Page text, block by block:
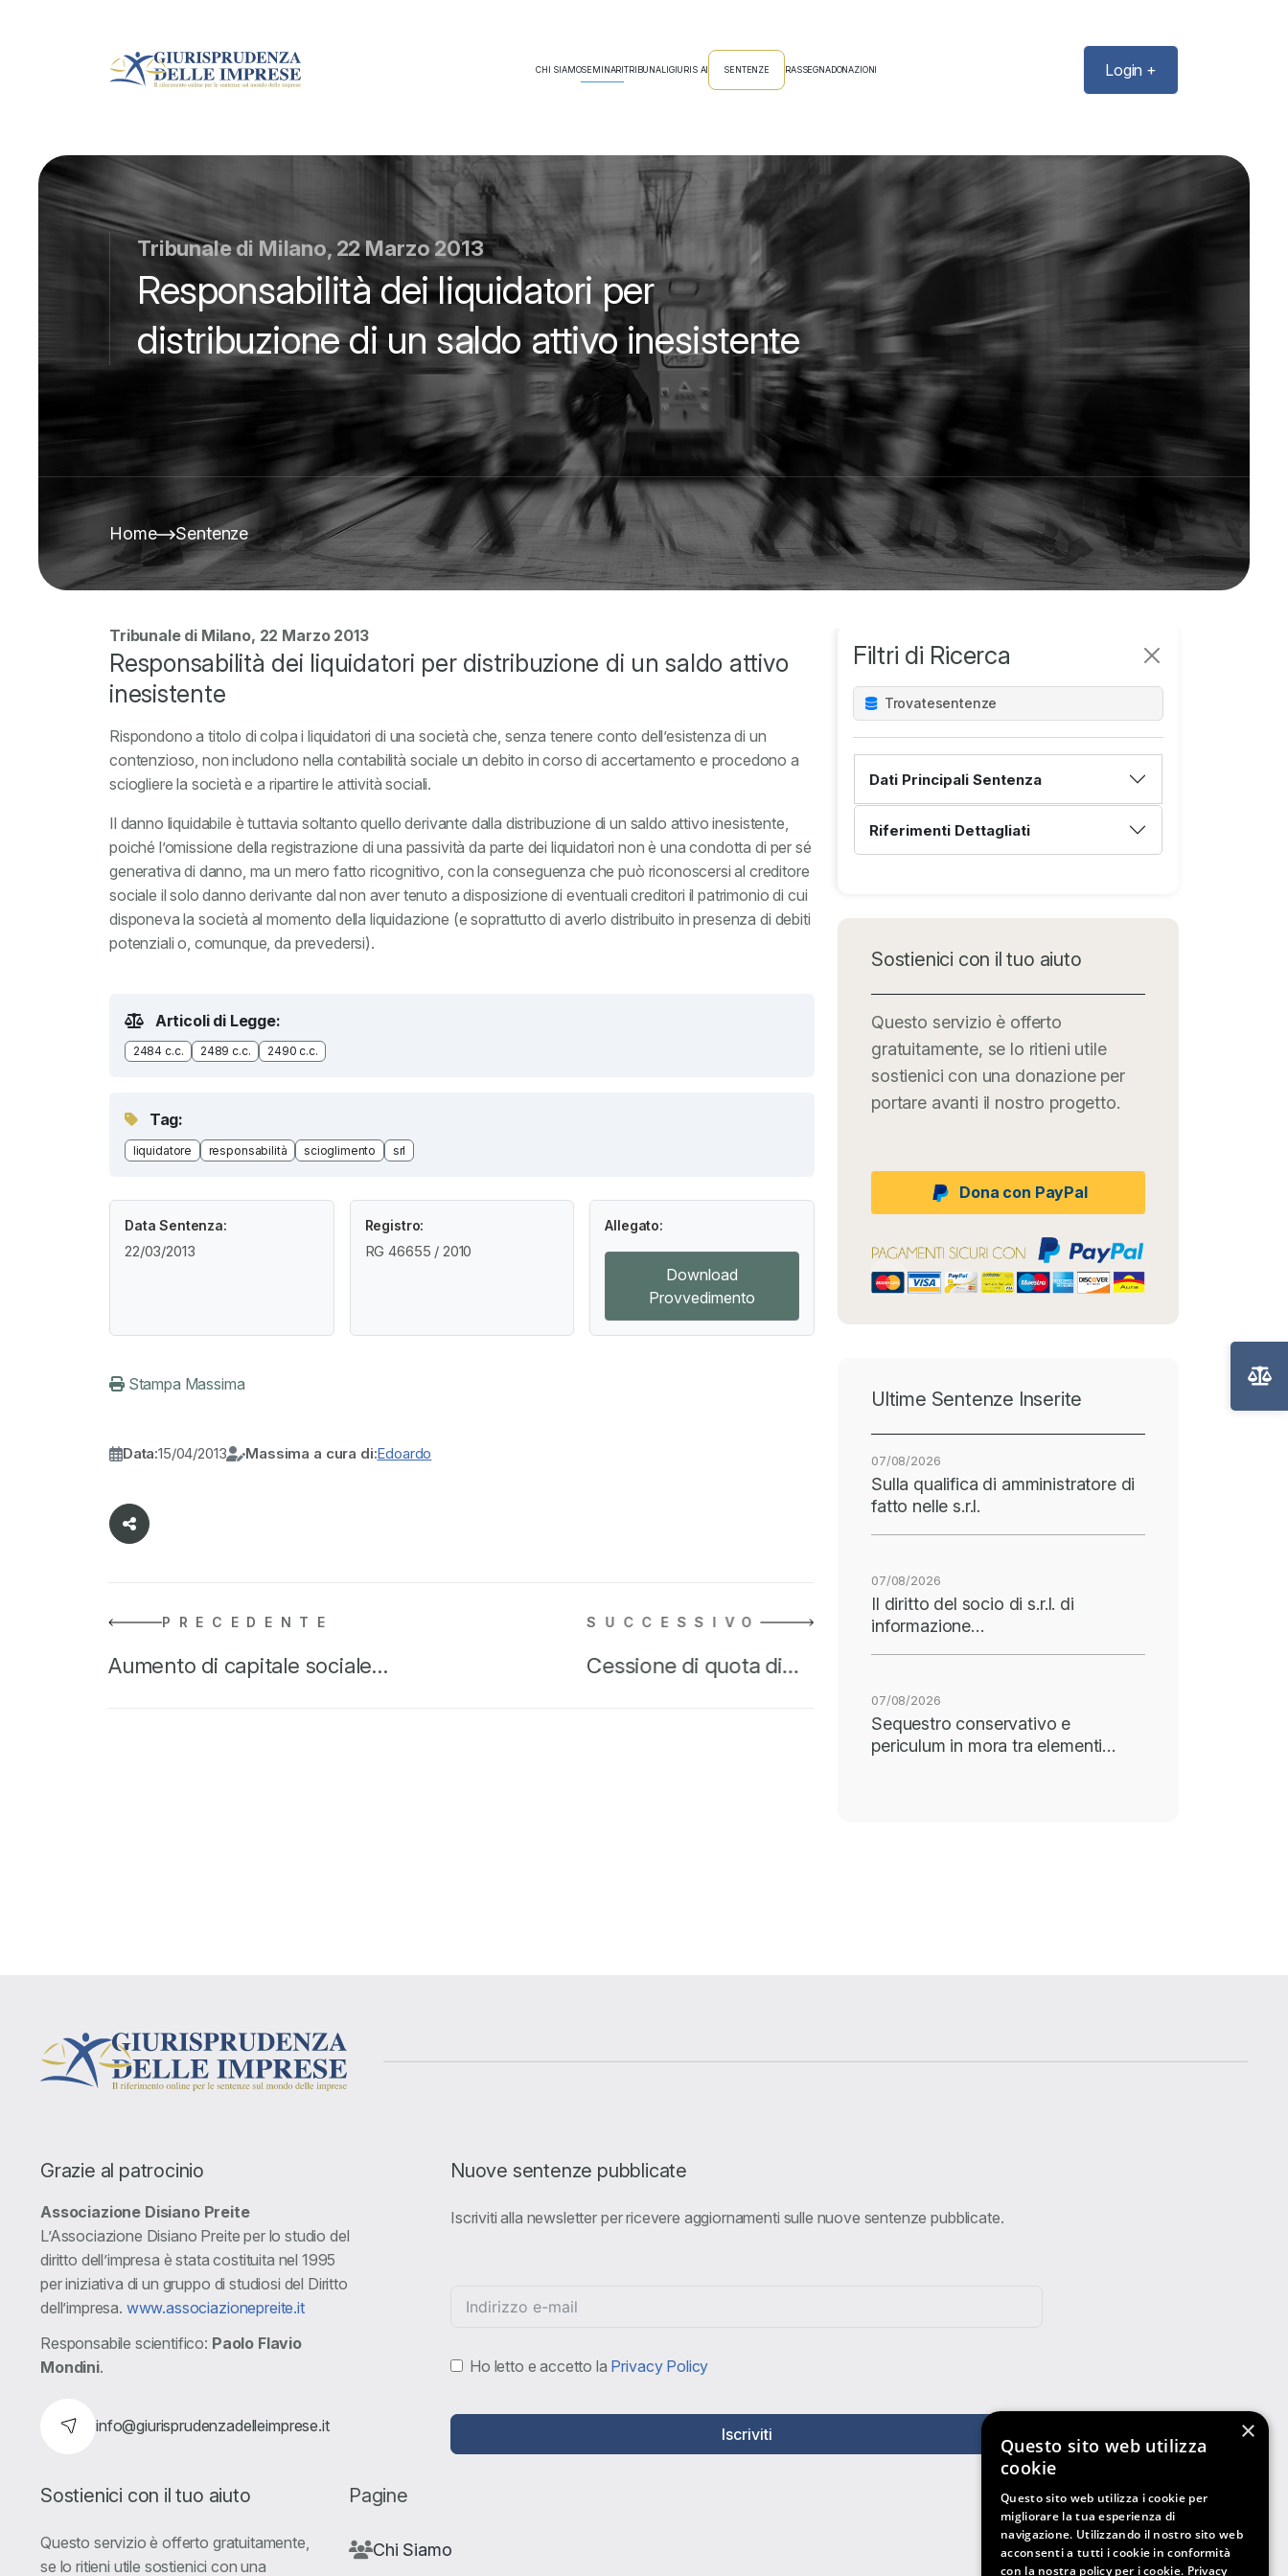
CHI SIAMOSEMINARITRIBUNALIGIURIS AI SENTENZE RASSEGNADONAZIONI Login +
Tribunale di Milano, 22 Marzo 2013
Responsabilità dei liquidatori per
distribuzione di un saldo attivo inesistente
Home Sentenze
Tribunale di Milano, 22 Marzo 2013
Responsabilità dei liquidatori per distribuzione di un saldo attivo
inesistente
Rispondono a titolo di colpa i liquidatori di una società che, senza tenere conto dell’esistenza di un
contenzioso, non includono nella contabilità sociale un debito in corso di accertamento e procedono a
sciogliere la società e a ripartire le attività sociali.
Il danno liquidabile è tuttavia soltanto quello derivante dalla distribuzione di un saldo attivo inesistente,
poiché l’omissione della registrazione di una passività da parte dei liquidatori non è una condotta di per sé
generativa di danno, ma un mero fatto ricognitivo, con la conseguenza che può riconoscersi al creditore
sociale il solo danno derivante dal non aver tenuto a disposizione di eventuali creditori il patrimonio di cui
disponeva la società al momento della liquidazione (e soprattutto di averlo distribuito in presenza di debiti
potenziali o, comunque, da prevedersi).
Articoli di Legge:
2484 c.c. 2489 c.c. 2490 c.c.
Tag:
liquidatore responsabilità scioglimento srl
Data Sentenza:
22/03/2013
Registro:
RG 46655 / 2010
Allegato:
Download
Provvedimento
Stampa Massima
Data:15/04/2013 Massima a cura di:Edoardo
PRECEDENTE
Aumento di capitale sociale…
SUCCESSIVO
Cessione di quota di…
Filtri di Ricerca
Trovatesentenze
Dati Principali Sentenza
Riferimenti Dettagliati
Sostienici con il tuo aiuto
Questo servizio è offerto
gratuitamente, se lo ritieni utile
sostienici con una donazione per
portare avanti il nostro progetto.
Dona con PayPal
Ultime Sentenze Inserite
07/08/2026
Sulla qualifica di amministratore di
fatto nelle s.r.l.
07/08/2026
Il diritto del socio di s.r.l. di
informazione…
07/08/2026
Sequestro conservativo e
periculum in mora tra elementi…
Grazie al patrocinio
Associazione Disiano Preite
L’Associazione Disiano Preite per lo studio del
diritto dell’impresa è stata costituita nel 1995
per iniziativa di un gruppo di studiosi del Diritto
dell’impresa. www.associazionepreite.it
Responsabile scientifico: Paolo Flavio
Mondini.
info@giurisprudenzadelleimprese.it
Nuove sentenze pubblicate
Iscriviti alla newsletter per ricevere aggiornamenti sulle nuove sentenze pubblicate.
Ho letto e accetto la Privacy Policy
Iscriviti
Sostienici con il tuo aiuto
Questo servizio è offerto gratuitamente,
se lo ritieni utile sostienici con una
Pagine
Chi Siamo
×
Questo sito web utilizza
cookie
Questo sito web utilizza i cookie per
migliorare la tua esperienza di
navigazione. Utilizzando il nostro sito web
acconsenti a tutti i cookie in conformità
con la nostra policy per i cookie. Privacy